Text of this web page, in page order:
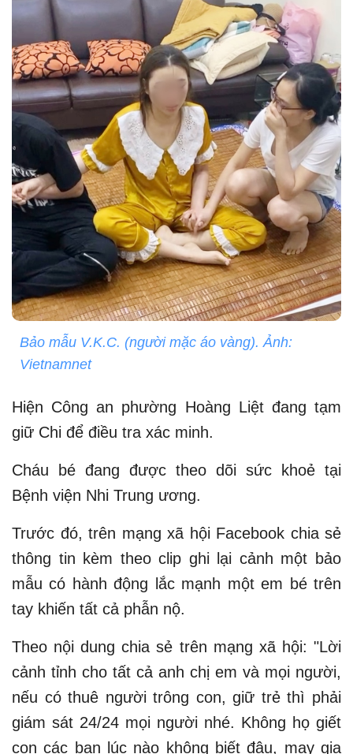
Bảo mẫu V.K.C. (người mặc áo vàng). Ảnh:
Vietnamnet
Hiện Công an phường Hoàng Liệt đang tạm
giữ Chi để điều tra xác minh.
Cháu bé đang được theo dõi sức khoẻ tại
Bệnh viện Nhi Trung ương.
Trước đó, trên mạng xã hội Facebook chia sẻ
thông tin kèm theo clip ghi lại cảnh một bảo
mẫu có hành động lắc mạnh một em bé trên
tay khiến tất cả phẫn nộ.
Theo nội dung chia sẻ trên mạng xã hội: "Lời
cảnh tỉnh cho tất cả anh chị em và mọi người,
nếu có thuê người trông con, giữ trẻ thì phải
giám sát 24/24 mọi người nhé. Không họ giết
con các bạn lúc nào không biết đâu, may gia